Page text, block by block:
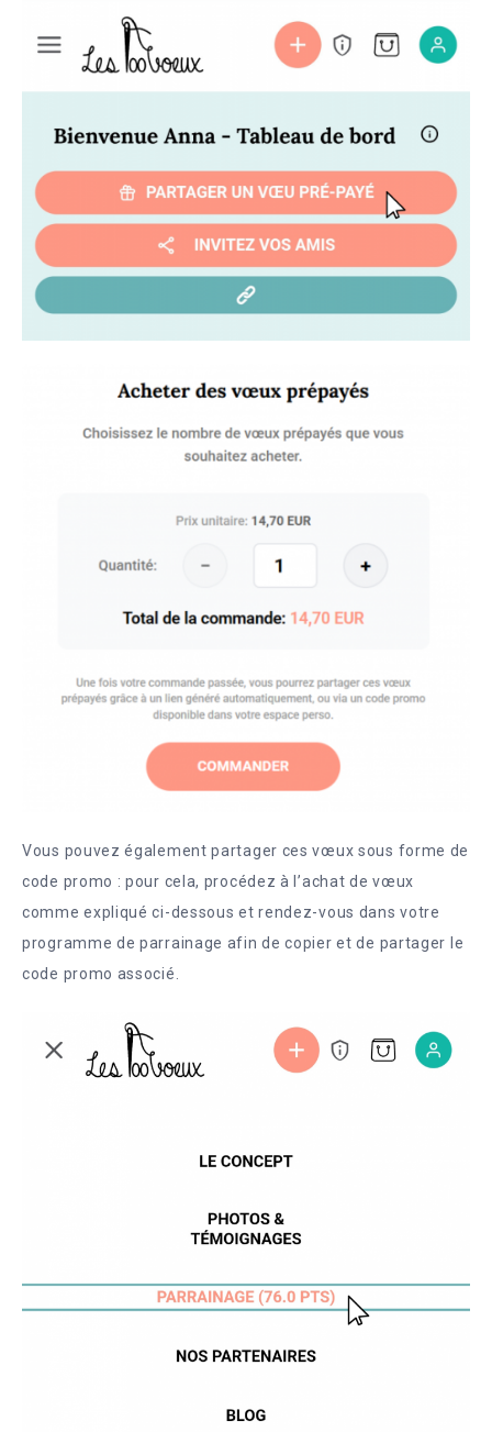
Vous pouvez également partager ces vœux sous forme de
code promo : pour cela, procédez à l’achat de vœux
comme expliqué ci-dessous et rendez-vous dans votre
programme de parrainage afin de copier et de partager le
code promo associé.